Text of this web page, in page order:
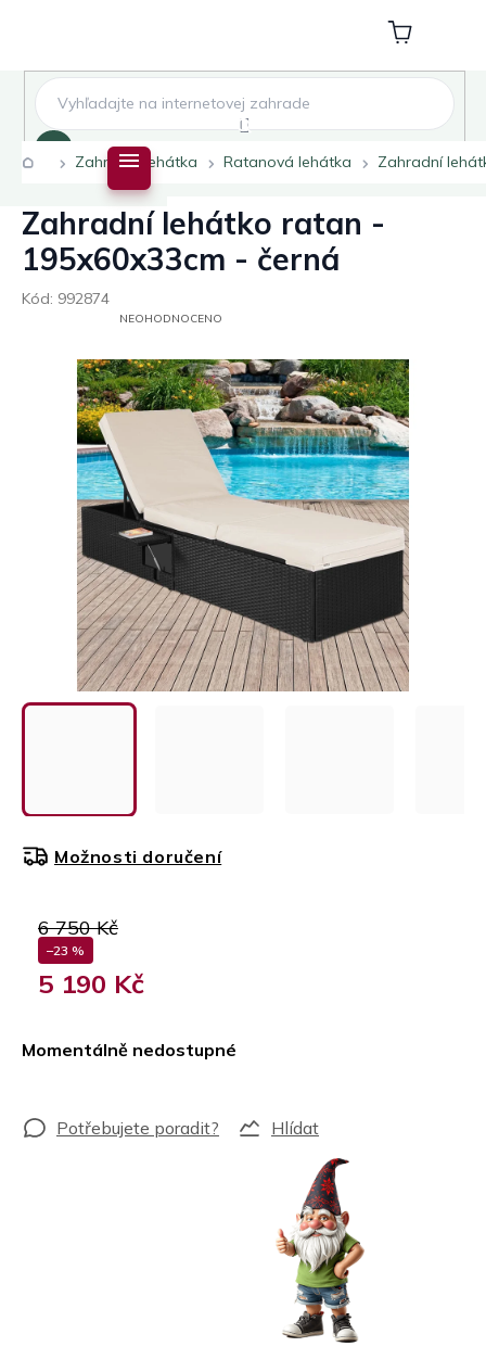
Nákupní
košík
DomůZahradní lehátka Ratanová lehátka Zahradní
Zahradní lehátko ratan -
195x60x33cm - černá
Kód: 992874
PRŮMĚRNÉ
HVĚZDIČEK.
NEOHODNOCENO
6 750 Kč
–23 %
5 190 Kč
Momentálně nedostupné
Možnosti doručení
Hlídat